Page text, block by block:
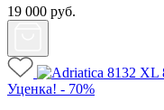
19 000 руб.
Уценка! - 70%